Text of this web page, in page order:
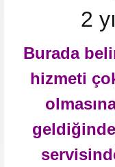
2
Burada
hizmeti